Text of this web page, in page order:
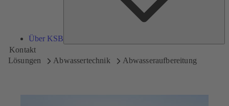
Über KSB
Kontakt
Lösungen
Abwassertechnik Abwasseraufbereitung